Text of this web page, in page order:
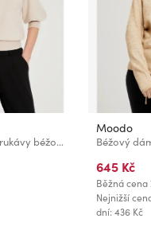
Svetr s krátkými rukávy béžový Moodo
Moodo
Béžový
645 Kč
Běžná cena
Nejnižší
dní: 436 Kč